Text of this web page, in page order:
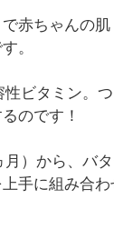
赤ちゃんの
。
ビタミン。
のです！
）から、バ
手に組み合わ